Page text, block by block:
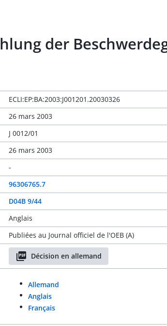
der
ECLI:EP:BA:2003:J001201.20030326
26 mars 2003
J 0012/01
26 mars 2003
-
96306765.7
D04B 9/44
Anglais
Publiées au Journal officiel de l'OEB (A)
Décision en allemand
Allemand
Anglais
Français